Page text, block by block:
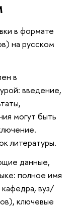
в формате
на русском
в
введение,
могут быть
литературы.
данные,
полное имя
вуз/
ключевые